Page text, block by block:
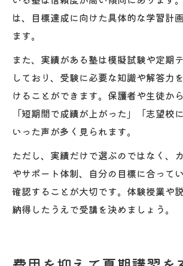
は、目標達成に向けた具体的な学習計
ます。
また、実績がある塾は模擬試験や定期
しており、受験に必要な知識や解答力
けることができます。保護者や生徒か
「短期間で成績が上がった」「志望校
いった声が多く見られます。
ただし、実績だけで選ぶのではなく、
やサポート体制、自分の目標に合って
確認することが大切です。体験授業や
納得したうえで受講を決めましょう。